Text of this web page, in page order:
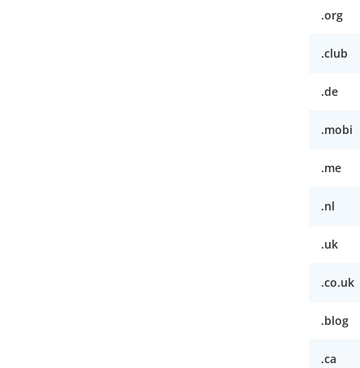
.org
.club
.de
.mobi
.me
.nl
.uk
.co.uk
.blog
.ca